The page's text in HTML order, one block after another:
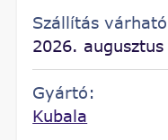
Szállítás
2026.
Gyártó:
Kubala